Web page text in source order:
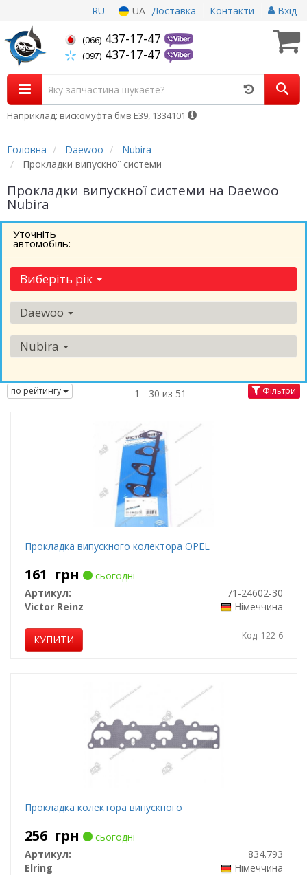
RU UA Доставка Контакти Вхід
(066) 437-17-47
(097) 437-17-47
Наприклад: вискомуфта бмв Е39, 1334101
Головна Daewoo
Nubira
Прокладки випускної системи
Прокладки випускної системи на Daewoo
Nubira
Уточніть
автомобіль:
Виберіть рік
Daewoo
Nubira
по рейтингу 1 - 30 из 51 Фільтри
Прокладка випускного колектора OPEL
161 грн
сьогодні
Артикул:
71-24602-30
Victor Reinz
Німеччина
КУПИТИ Код: 122-6
Прокладка колектора випускного
256 грн
сьогодні
Артикул:
834.793
Elring
Німеччина